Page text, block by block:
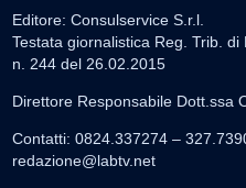
Editore: Consulservice S.r.l.
Testata giornalistica Reg. Trib. di
n. 244 del 26.02.2015
Direttore Responsabile Dott.ssa
Contatti: 0824.337274 –
redazione@labtv.net